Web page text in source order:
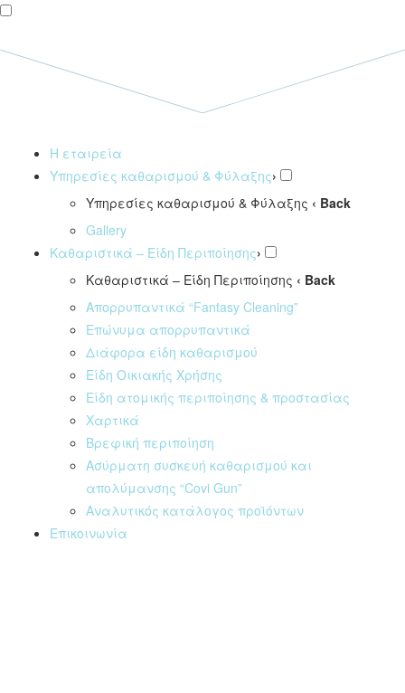
Η εταιρεία
Υπηρεσίες καθαρισμού & Φύλαξης›
Υπηρεσίες καθαρισμού & Φύλαξης ‹ Back
Gallery
Καθαριστικά – Είδη Περιποίησης›
Καθαριστικά – Είδη Περιποίησης ‹ Back
Απορρυπαντικά “Fantasy Cleaning”
Επώνυμα απορρυπαντικά
Διάφορα είδη καθαρισμού
Είδη Οικιακής Χρήσης
Είδη ατομικής περιποίησης & προστασίας
Χαρτικά
Βρεφική περιποίηση
Ασύρματη συσκευή καθαρισμού και
απολύμανσης “Covi Gun”
Αναλυτικός κατάλογος προϊόντων
Επικοινωνία